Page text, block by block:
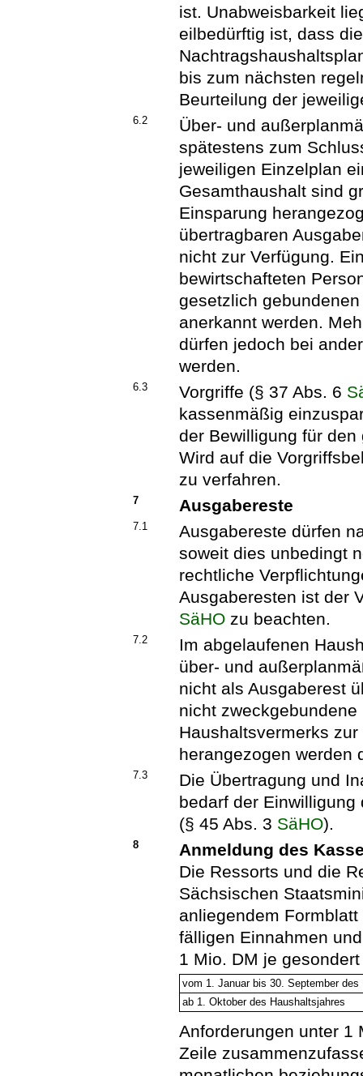
ist. Unabweisbarkeit
eilbedürftig ist, dass
bis zum nächsten
Beurteilung der
6.2
Über- und
spätestens zum
jeweiligen Einzelplan
Gesamthaushalt sind
Einsparung
übertragbaren
nicht zur Verfügung.
bewirtschafteten
gesetzlich
anerkannt werden.
dürfen jedoch bei
werden.
6.3 Vorgriffe (§ 37 Abs. 6
kassenmäßig
der Bewilligung für
Wird auf die
zu verfahren.
7 Ausgabereste
7.1
Ausgabereste dürfen
soweit dies unbedingt
rechtliche
Ausgaberesten ist der
SäHO zu beachten.
7.2
Im abgelaufenen
über- und
nicht als Ausgaberest
nicht
Haushaltsvermerks
herangezogen werden
7.3
Die Übertragung und
bedarf der
(§ 45 Abs. 3 SäHO).
8
Anmeldung des
Die Ressorts und die
Sächsischen
anliegendem
fälligen Einnahmen
1 Mio. DM je
vom 1. Januar bis 30. September des
ab 1. Oktober des Haushaltsjahres
Anforderungen unter 1
Zeile